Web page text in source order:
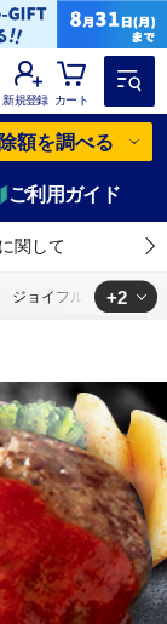
新規登録 カート
額を調べる
ご利用ガイド
関して
ジョイフル ハンバー
ジョイフル ハンバーグ
+2